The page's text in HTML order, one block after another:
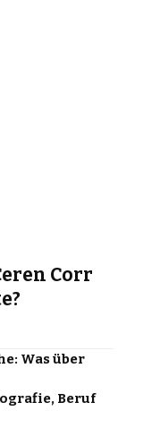
Corr
Was über
Beruf